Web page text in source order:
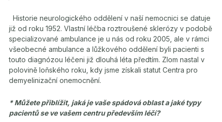
Historie neurologického oddělení v naší nemocnici se datuje
již od roku 1952. Vlastní léčba roztroušené sklerózy v podobě
specializované ambulance je u nás od roku 2005, ale v rámci
všeobecné ambulance a lůžkového oddělení byli pacienti s
touto diagnózou léčeni již dlouhá léta předtím. Zlom nastal v
polovině loňského roku, kdy jsme získali statut Centra pro
demyelinizační onemocnění.
* Můžete přiblížit, jaká je vaše spádová oblast a jaké typy
pacientů se ve vašem centru především léčí?